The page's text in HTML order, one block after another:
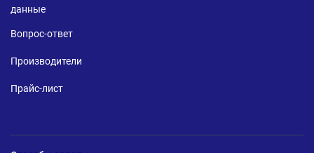
данные
Вопрос-ответ
Производители
Прайс-лист